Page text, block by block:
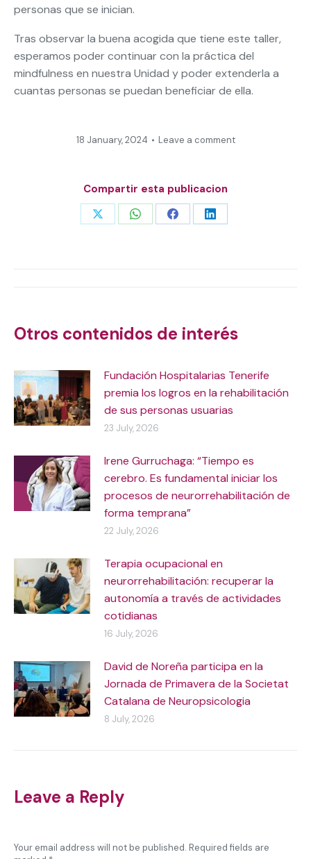
personas que se inician.
Tras observar la buena acogida que tiene este taller,
esperamos poder continuar con la práctica del
mindfulness en nuestra Unidad y poder extenderla a
cuantas personas se puedan beneficiar de ella.
18 January, 2024 Leave a comment
Compartir esta publicacion
Share Share Share Share
Otros contenidos de interés
Fundación Hospitalarias Tenerife
premia los logros en la rehabilitación
de sus personas usuarias
23 July, 2026
Irene Gurruchaga: “Tiempo es
cerebro. Es fundamental iniciar los
procesos de neurorrehabilitación de
forma temprana”
22 July, 2026
Terapia ocupacional en
neurorrehabilitación: recuperar la
autonomía a través de actividades
cotidianas
16 July, 2026
David de Noreña participa en la
Jornada de Primavera de la Societat
Catalana de Neuropsicologia
8 July, 2026
Leave a Reply
Your email address will not be published. Required fields are